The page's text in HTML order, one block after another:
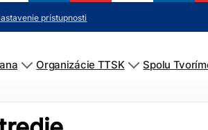
prístupnosti
Organizácie TTSK Spolu